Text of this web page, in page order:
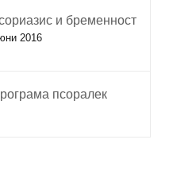
и бременност
2016
псоралек